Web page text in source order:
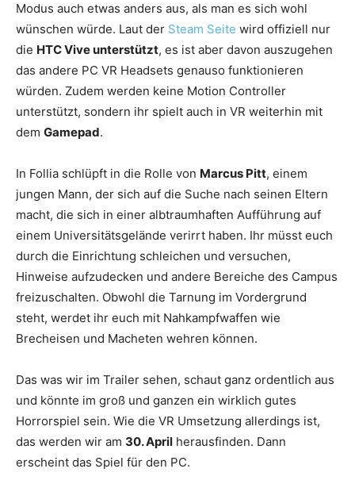
Modus auch etwas anders aus, als man es sich wohl
wünschen würde. Laut der Steam Seite wird offiziell nur
die HTC Vive unterstützt, es ist aber davon auszugehen
das andere PC VR Headsets genauso funktionieren
würden. Zudem werden keine Motion Controller
unterstützt, sondern ihr spielt auch in VR weiterhin mit
dem Gamepad.
In Follia schlüpft in die Rolle von Marcus Pitt, einem
jungen Mann, der sich auf die Suche nach seinen Eltern
macht, die sich in einer albtraumhaften Aufführung auf
einem Universitätsgelände verirrt haben. Ihr müsst euch
durch die Einrichtung schleichen und versuchen,
Hinweise aufzudecken und andere Bereiche des Campus
freizuschalten. Obwohl die Tarnung im Vordergrund
steht, werdet ihr euch mit Nahkampfwaffen wie
Brecheisen und Macheten wehren können.
Das was wir im Trailer sehen, schaut ganz ordentlich aus
und könnte im groß und ganzen ein wirklich gutes
Horrorspiel sein. Wie die VR Umsetzung allerdings ist,
das werden wir am 30. April herausfinden. Dann
erscheint das Spiel für den PC.